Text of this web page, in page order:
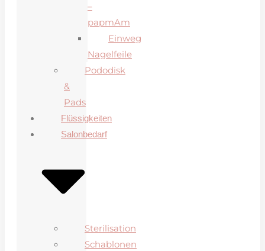
–
papmAm
Einweg
Nagelfeile
Pododisk
&
Pads
Flüssigkeiten
Salonbedarf
Sterilisation
Schablonen